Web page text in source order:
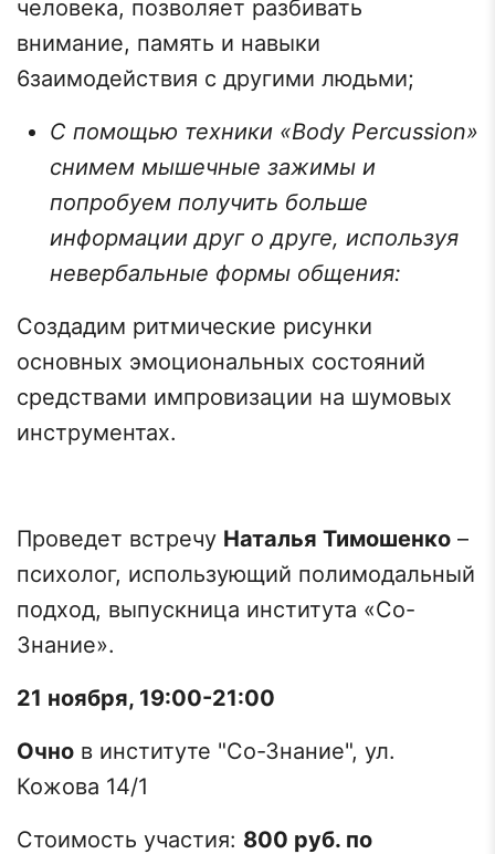
человека, позволяет разбивать
внимание, память и навыки
6заимодействия с другими людьми;
С помощью техники «Body Percussion»
снимем мышечные зажимы и
попробуем получить больше
информации друг о друге, используя
невербальные формы общения:
Создадим ритмические рисунки
основных эмоциональных состояний
средствами импровизации на шумовых
инструментах.
Проведет встречу Наталья Тимошенко –
психолог, использующий полимодальный
подход, выпускница института «Со-
Знание».
21 ноября, 19:00-21:00
Очно в институте "Со-Знание", ул.
Кожова 14/1
Стоимость участия: 800 руб. по